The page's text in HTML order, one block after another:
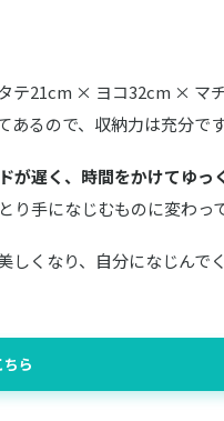
テ21cm × ヨコ32cm × マ
あるので、収納力は充分で
が遅く、時間をかけてゆっ
り手になじむものに変わっ
しくなり、自分になじんで
ら